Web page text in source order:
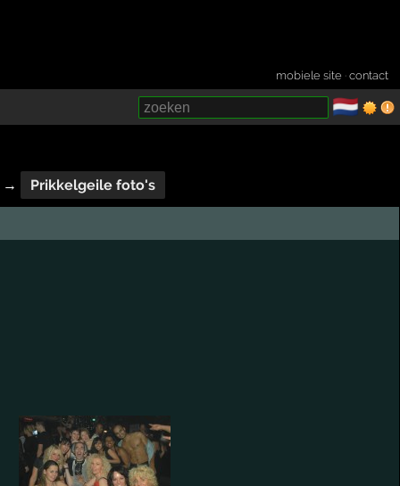
mobiele site ·contact
🇳🇱
→ Prikkelgeile foto's